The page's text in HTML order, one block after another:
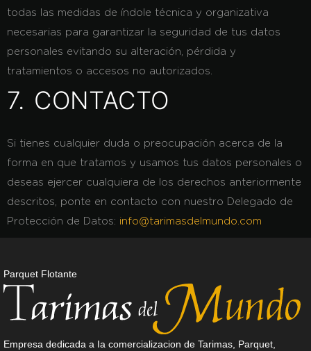
todas las medidas de índole técnica y organizativa
necesarias para garantizar la seguridad de tus datos
personales evitando su alteración, pérdida y
tratamientos o accesos no autorizados.
7. CONTACTO
Si tienes cualquier duda o preocupación acerca de la
forma en que tratamos y usamos tus datos personales o
deseas ejercer cualquiera de los derechos anteriormente
descritos, ponte en contacto con nuestro Delegado de
Protección de Datos: info@tarimasdelmundo.com
Parquet Flotante
Empresa dedicada a Ia comercializacion de Tarimas, Parquet,